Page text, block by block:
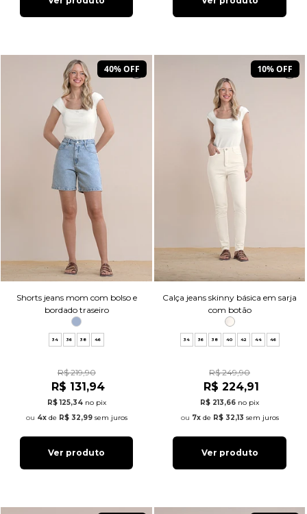
40% OFF
Shorts jeans mom com bolso e
bordado traseiro
34 36 38 46
R$ 219,90
R$ 131,94
R$ 125,34 no pix
4xde R$ 32,99sem juros
Ver produto
10% OFF
Calça jeans skinny básica em sarja
com botão
34 36 38 40 42 44 46
R$ 249,90
R$ 224,91
R$ 213,66 no pix
7xde R$ 32,13 sem juros
Ver produto